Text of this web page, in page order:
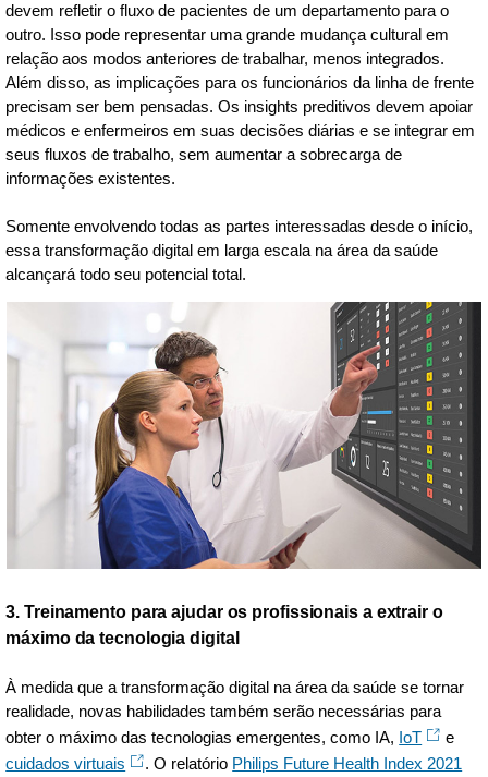
devem refletir o fluxo de pacientes de um departamento para o
outro. Isso pode representar uma grande mudança cultural em
relação aos modos anteriores de trabalhar, menos integrados.
Além disso, as implicações para os funcionários da linha de frente
precisam ser bem pensadas. Os insights preditivos devem apoiar
médicos e enfermeiros em suas decisões diárias e se integrar em
seus fluxos de trabalho, sem aumentar a sobrecarga de
informações existentes.
Somente envolvendo todas as partes interessadas desde o início,
essa transformação digital em larga escala na área da saúde
alcançará todo seu potencial total.
3. Treinamento para ajudar os profissionais a extrair o
máximo da tecnologia digital
À medida que a transformação digital na área da saúde se tornar
realidade, novas habilidades também serão necessárias para
obter o máximo das tecnologias emergentes, como IA, IoT
e
cuidados virtuais
. O relatório Philips Future Health Index 2021